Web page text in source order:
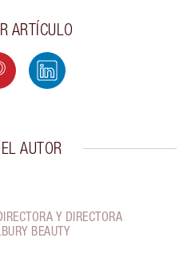
ARTÍCULO
AUTOR
Y DIRECTORA
BEAUTY